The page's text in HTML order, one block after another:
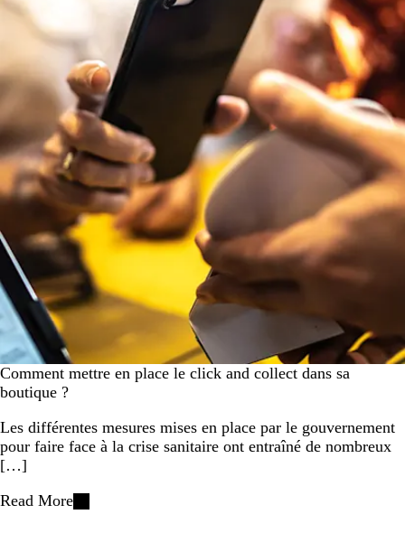
Comment mettre en place le click and collect dans sa
boutique ?
Les différentes mesures mises en place par le gouvernement
pour faire face à la crise sanitaire ont entraîné de nombreux
[…]
Read More